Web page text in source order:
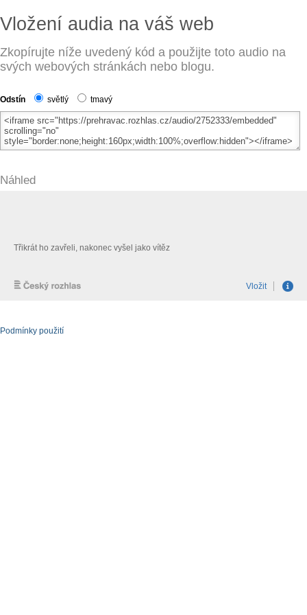
Vložení audia na váš web
Zkopírujte níže uvedený kód a použijte toto audio na
svých webových stránkách nebo blogu.
Odstín světlý tmavý
Náhled
Podmínky použití